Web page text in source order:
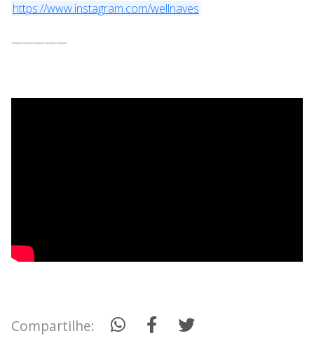
https://www.instagram.com/wellnaves
—————
Compartilhe: